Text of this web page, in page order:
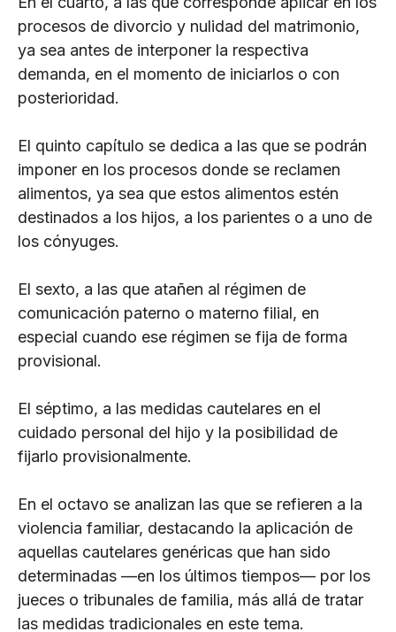
procesos de divorcio y nulidad del matrimonio,
ya sea antes de interponer la respectiva
demanda, en el momento de iniciarlos o con
posterioridad.
El quinto capítulo se dedica a las que se podrán
imponer en los procesos donde se reclamen
alimentos, ya sea que estos alimentos estén
destinados a los hijos, a los parientes o a uno de
los cónyuges.
El sexto, a las que atañen al régimen de
comunicación paterno o materno filial, en
especial cuando ese régimen se fija de forma
provisional.
El séptimo, a las medidas cautelares en el
cuidado personal del hijo y la posibilidad de
fijarlo provisionalmente.
En el octavo se analizan las que se refieren a la
violencia familiar, destacando la aplicación de
aquellas cautelares genéricas que han sido
determinadas —en los últimos tiempos— por los
jueces o tribunales de familia, más allá de tratar
las medidas tradicionales en este tema.